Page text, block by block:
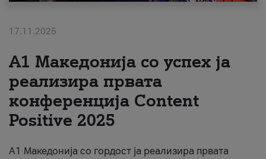
#ПодобарОнлајн
17.11.2025
А1 Македонија со успех ја
реализира првата
конференција Content
Positive 2025
А1 Македонија со гордост ја реализира првата